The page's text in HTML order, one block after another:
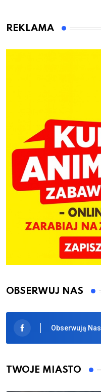
dzieci
REKLAMA
OBSERWUJ NAS
Obserwują Nas
TWOJE MIASTO